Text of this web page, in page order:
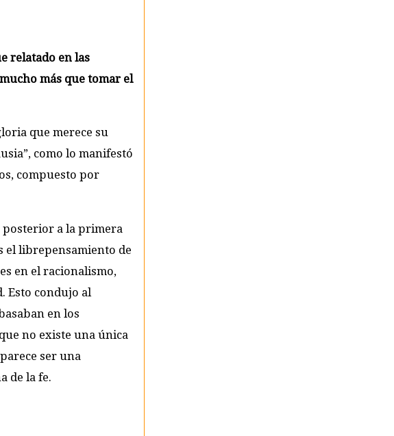
relatado en las
más que tomar el
que merece su
como lo manifestó
compuesto por
posterior a la primera
el librepensamiento de
en el racionalismo,
Esto condujo al
en los
no existe una única
ser una
de la fe.